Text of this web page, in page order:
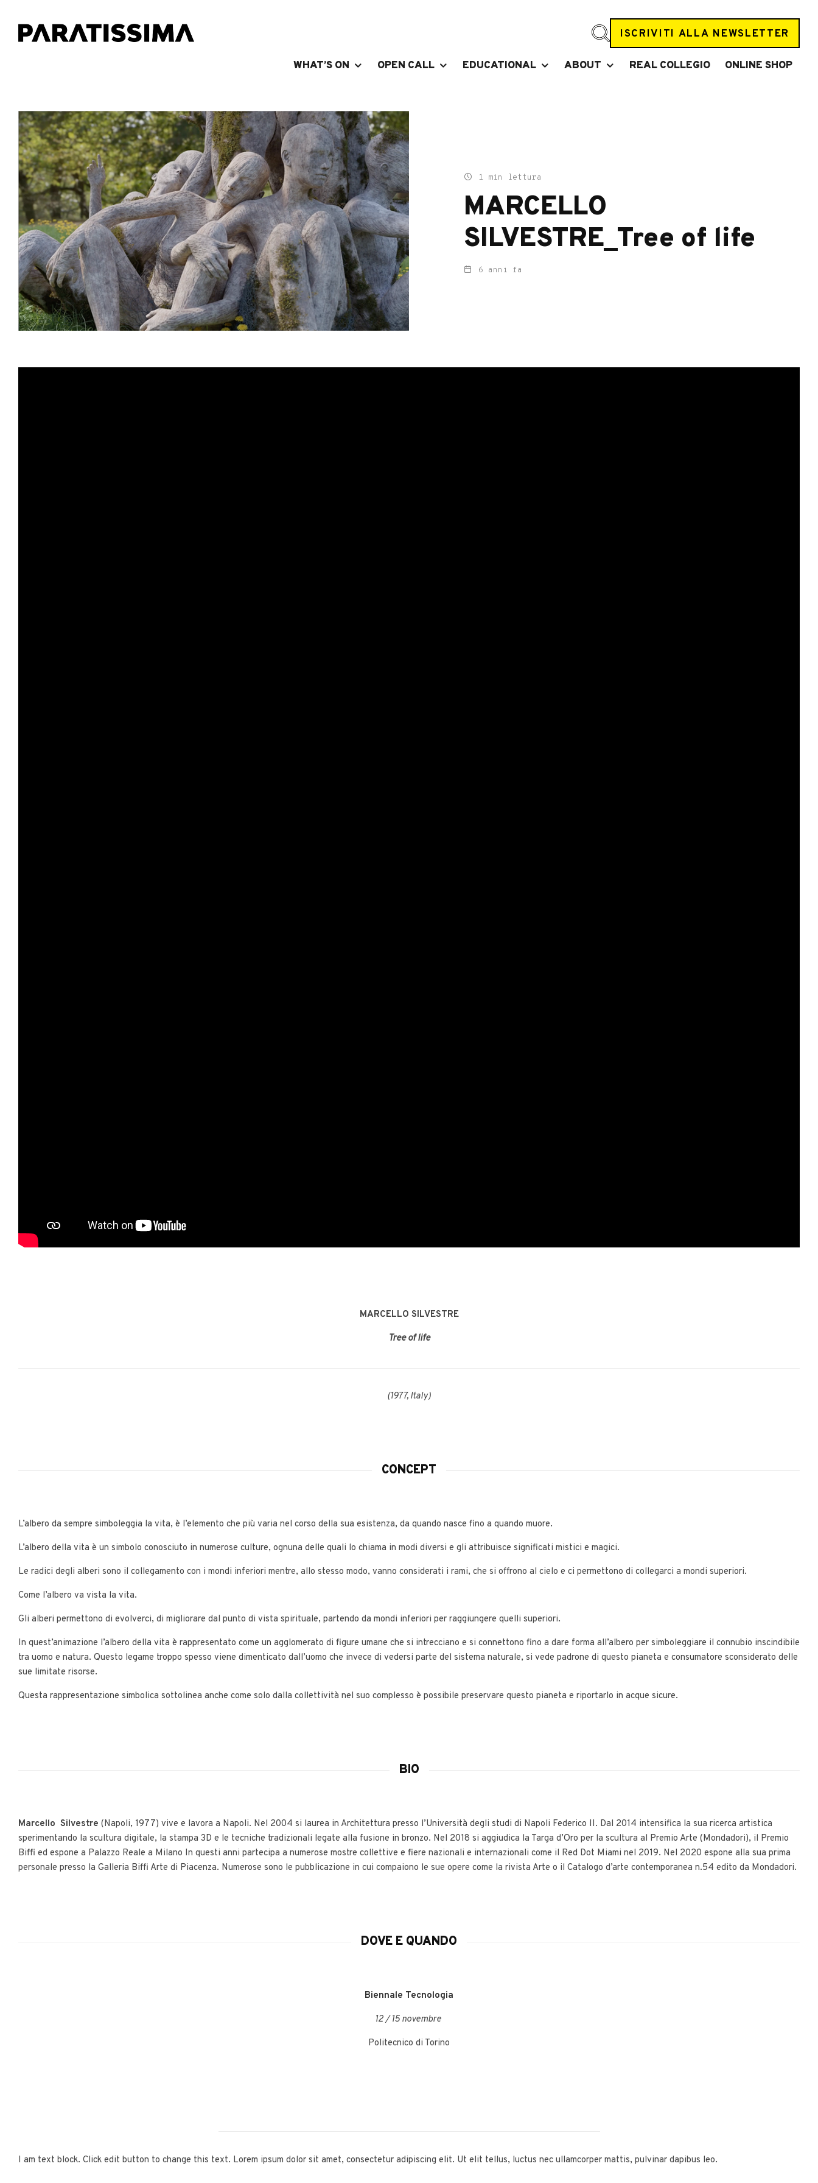
ISCRIVITI ALLA NEWSLETTER
WHAT’S ON OPEN CALL EDUCATIONAL ABOUT REAL COLLEGIO ONLINE SHOP
1 min lettura
MARCELLO
SILVESTRE_Tree of life
6 anni fa
MARCELLO SILVESTRE
Tree of life
(1977, Italy)
CONCEPT
L’albero da sempre simboleggia la vita, è l’elemento che più varia nel corso della sua esistenza, da quando nasce fino a quando muore.
L’albero della vita è un simbolo conosciuto in numerose culture, ognuna delle quali lo chiama in modi diversi e gli attribuisce significati mistici e magici.
Le radici degli alberi sono il collegamento con i mondi inferiori mentre, allo stesso modo, vanno considerati i rami, che si offrono al cielo e ci permettono di collegarci a mondi superiori.
Come l’albero va vista la vita.
Gli alberi permettono di evolverci, di migliorare dal punto di vista spirituale, partendo da mondi inferiori per raggiungere quelli superiori.
In quest’animazione l’albero della vita è rappresentato come un agglomerato di figure umane che si intrecciano e si connettono fino a dare forma all’albero per simboleggiare il connubio inscindibile
tra uomo e natura. Questo legame troppo spesso viene dimenticato dall’uomo che invece di vedersi parte del sistema naturale, si vede padrone di questo pianeta e consumatore sconsiderato delle
sue limitate risorse.
Questa rappresentazione simbolica sottolinea anche come solo dalla collettività nel suo complesso è possibile preservare questo pianeta e riportarlo in acque sicure.
BIO
Marcello Silvestre (Napoli, 1977) vive e lavora a Napoli. Nel 2004 si laurea in Architettura presso l’Università degli studi di Napoli Federico II. Dal 2014 intensifica la sua ricerca artistica
sperimentando la scultura digitale, la stampa 3D e le tecniche tradizionali legate alla fusione in bronzo. Nel 2018 si aggiudica la Targa d’Oro per la scultura al Premio Arte (Mondadori), il Premio
Biffi ed espone a Palazzo Reale a Milano In questi anni partecipa a numerose mostre collettive e fiere nazionali e internazionali come il Red Dot Miami nel 2019. Nel 2020 espone alla sua prima
personale presso la Galleria Biffi Arte di Piacenza. Numerose sono le pubblicazione in cui compaiono le sue opere come la rivista Arte o il Catalogo d’arte contemporanea n.54 edito da Mondadori.
DOVE E QUANDO
Biennale Tecnologia
12 / 15 novembre
Politecnico di Torino
I am text block. Click edit button to change this text. Lorem ipsum dolor sit amet, consectetur adipiscing elit. Ut elit tellus, luctus nec ullamcorper mattis, pulvinar dapibus leo.